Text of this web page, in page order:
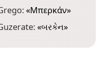
«Μπερκάν»
«બરકેન»